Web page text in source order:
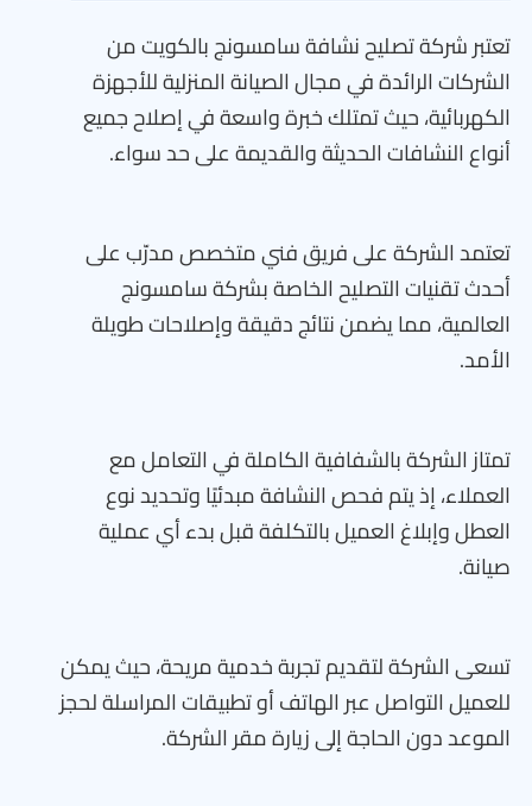
تعتبر شركة تصليح نشافة سامسونج بالكويت من
الشركات الرائدة في مجال الصيانة المنزلية للأجهزة
الكهربائية، حيث تمتلك خبرة واسعة في إصلاح جميع
أنواع النشافات الحديثة والقديمة على حد سواء.
تعتمد الشركة على فريق فني متخصص مدرّب على
أحدث تقنيات التصليح الخاصة بشركة سامسونج
العالمية، مما يضمن نتائج دقيقة وإصلاحات طويلة
الأمد.
تمتاز الشركة بالشفافية الكاملة في التعامل مع
العملاء، إذ يتم فحص النشافة مبدئيًا وتحديد نوع
العطل وإبلاغ العميل بالتكلفة قبل بدء أي عملية
صيانة.
تسعى الشركة لتقديم تجربة خدمية مريحة، حيث يمكن
للعميل التواصل عبر الهاتف أو تطبيقات المراسلة لحجز
الموعد دون الحاجة إلى زيارة مقر الشركة.